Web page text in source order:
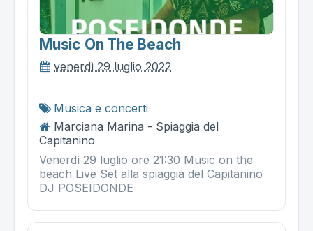
Music On The Beach
venerdì 29 luglio 2022
Musica e concerti
Marciana Marina - Spiaggia del
Capitanino
Venerdì 29 luglio ore 21:30 Music on the
beach Live Set alla spiaggia del Capitanino
DJ POSEIDONDE